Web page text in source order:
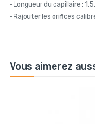
• Longueur du capillaire :
• Rajouter les orifices
Vous aimerez